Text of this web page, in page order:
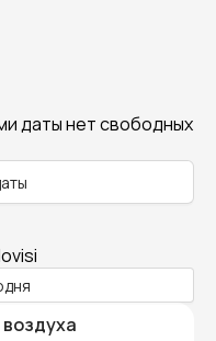
даты нет свободных